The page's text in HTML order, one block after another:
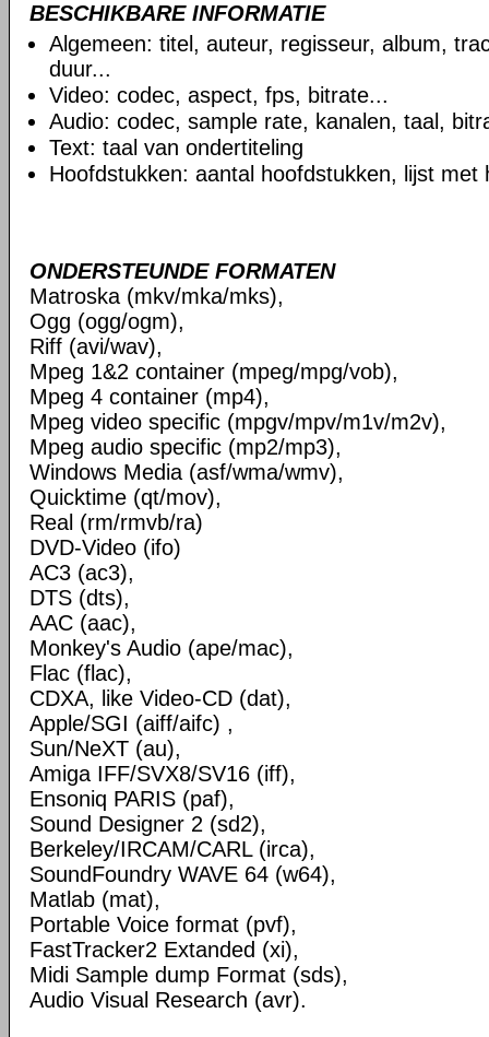
BESCHIKBARE INFORMATIE
Algemeen: titel, auteur, regisseur, album,
duur...
Video: codec, aspect, fps, bitrate...
Audio: codec, sample rate, kanalen, taal,
Text: taal van ondertiteling
Hoofdstukken: aantal hoofdstukken, lijst met
ONDERSTEUNDE FORMATEN
Matroska (mkv/mka/mks),
Ogg (ogg/ogm),
Riff (avi/wav),
Mpeg 1&2 container (mpeg/mpg/vob),
Mpeg 4 container (mp4),
Mpeg video specific (mpgv/mpv/m1v/m2v),
Mpeg audio specific (mp2/mp3),
Windows Media (asf/wma/wmv),
Quicktime (qt/mov),
Real (rm/rmvb/ra)
DVD-Video (ifo)
AC3 (ac3),
DTS (dts),
AAC (aac),
Monkey's Audio (ape/mac),
Flac (flac),
CDXA, like Video-CD (dat),
Apple/SGI (aiff/aifc) ,
Sun/NeXT (au),
Amiga IFF/SVX8/SV16 (iff),
Ensoniq PARIS (paf),
Sound Designer 2 (sd2),
Berkeley/IRCAM/CARL (irca),
SoundFoundry WAVE 64 (w64),
Matlab (mat),
Portable Voice format (pvf),
FastTracker2 Extanded (xi),
Midi Sample dump Format (sds),
Audio Visual Research (avr).